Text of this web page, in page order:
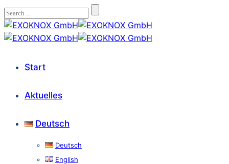
Start
Aktuelles
Deutsch
Deutsch
English